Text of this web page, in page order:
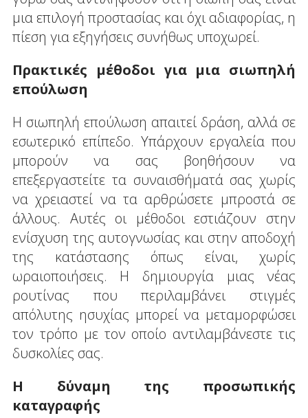
μια επιλογή προστασίας και όχι αδιαφορίας, η
πίεση για εξηγήσεις συνήθως υποχωρεί.
Πρακτικές μέθοδοι για μια σιωπηλή
επούλωση
Η σιωπηλή επούλωση απαιτεί δράση, αλλά σε
εσωτερικό επίπεδο. Υπάρχουν εργαλεία που
μπορούν να σας βοηθήσουν να
επεξεργαστείτε τα συναισθήματά σας χωρίς
να χρειαστεί να τα αρθρώσετε μπροστά σε
άλλους. Αυτές οι μέθοδοι εστιάζουν στην
ενίσχυση της αυτογνωσίας και στην αποδοχή
της κατάστασης όπως είναι, χωρίς
ωραιοποιήσεις. Η δημιουργία μιας νέας
ρουτίνας που περιλαμβάνει στιγμές
απόλυτης ησυχίας μπορεί να μεταμορφώσει
τον τρόπο με τον οποίο αντιλαμβάνεστε τις
δυσκολίες σας.
Η δύναμη της προσωπικής
καταγραφής